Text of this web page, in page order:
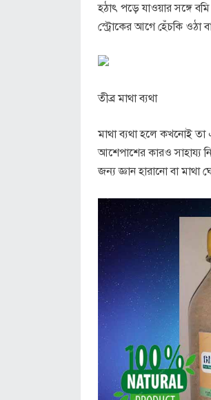
হঠাৎ পড়ে যাওয়ার সঙ্গে
স্ট্রোকের আগে হেঁচকি ওঠা
তীব্র মাথা ব্যথা
মাথা ব্যথা হলে কখনোই তা
আশেপাশের কারও সাহায্য
জন্য জ্ঞান হারানো বা মাথা